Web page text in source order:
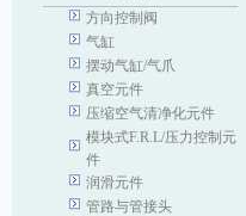
方向控制阀
气缸
摆动气缸/气爪
真空元件
压缩空气清净化元件
模块式F.R.L/压力控制元
件
润滑元件
管路与管接头